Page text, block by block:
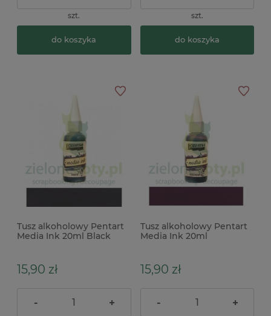
szt.
do koszyka
szt.
do koszyka
Tusz alkoholowy Pentart
Media Ink 20ml Black
15,90 zł
- +
Tusz alkoholowy Pentart
Media Ink 20ml
15,90 zł
- +